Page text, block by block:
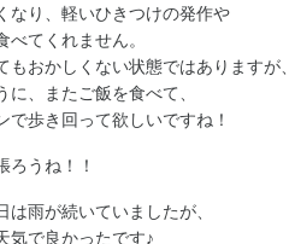
なり、軽いひきつけの発作や
べてくれません。
もおかしくない状態ではありますが、
に、またご飯を食べて、
で歩き回って欲しいですね！
ろうね！！
は雨が続いていましたが、
気で良かったです♪